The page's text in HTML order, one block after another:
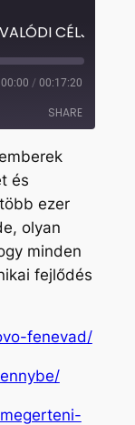
CÉLJA
00:00 / 00:17:20
SHARE
és
ezer
olyan
minden
fejlődés
fenevad/